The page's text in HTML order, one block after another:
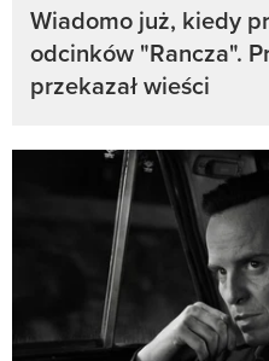
Wiadomo już, kiedy
odcinków "Rancza".
przekazał wieści